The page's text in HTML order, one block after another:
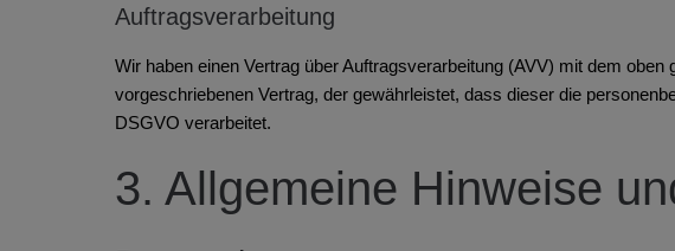
Auftragsverarbeitung
Wir haben einen Vertrag über Auftragsverarbeitung (AVV) mit dem
vorgeschriebenen Vertrag, der gewährleistet, dass dieser die
DSGVO verarbeitet.
3. Allgemeine Hinweise